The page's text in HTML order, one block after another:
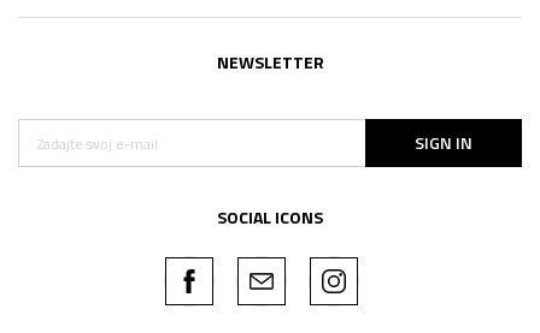
NEWSLETTER
SIGN IN
SOCIAL ICONS